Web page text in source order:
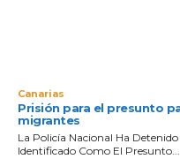
Canarias
Prisión para el presunto
migrantes
La Policía Nacional Ha
Identificado Como El Presunto...